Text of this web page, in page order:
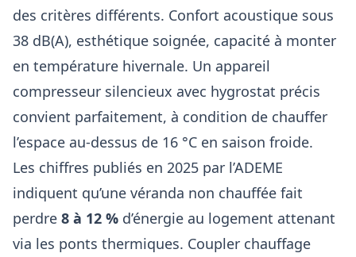
des critères différents. Confort acoustique sous
38 dB(A), esthétique soignée, capacité à monter
en température hivernale. Un appareil
compresseur silencieux avec hygrostat précis
convient parfaitement, à condition de chauffer
l’espace au-dessus de 16 °C en saison froide.
Les chiffres publiés en 2025 par l’ADEME
indiquent qu’une véranda non chauffée fait
perdre 8 à 12 % d’énergie au logement attenant
via les ponts thermiques. Coupler chauffage